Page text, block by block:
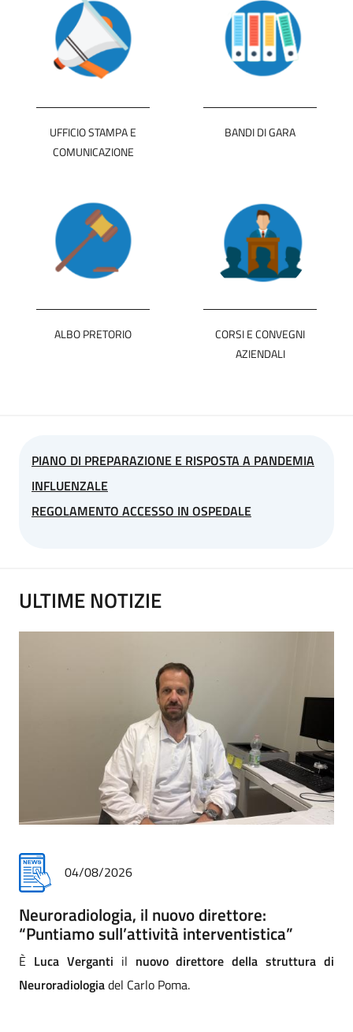
UFFICIO STAMPA E
COMUNICAZIONE
BANDI DI GARA
ALBO PRETORIO
CORSI E CONVEGNI
AZIENDALI
PIANO DI PREPARAZIONE E RISPOSTA A PANDEMIA
INFLUENZALE
REGOLAMENTO ACCESSO IN OSPEDALE
ULTIME NOTIZIE
31/07/2026
Addio commosso all'infermiere Matteo
Paccini
Addio commosso di Asst a Matteo Paccini, infermiere
professionale della Cra (comunità riabilitativa ad alta